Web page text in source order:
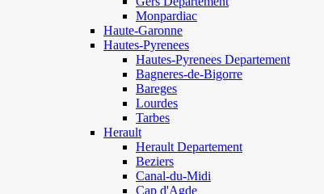
Monpardiac
Haute-Garonne
Hautes-Pyrenees
Hautes-Pyrenees Departement
Bagneres-de-Bigorre
Bareges
Lourdes
Tarbes
Herault
Herault Departement
Beziers
Canal-du-Midi
Cap d'Agde